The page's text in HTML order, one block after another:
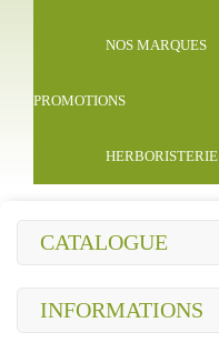
NOS MARQUES
PROMOTIONS
HERBORISTERIE
CATALOGUE
INFORMATIONS